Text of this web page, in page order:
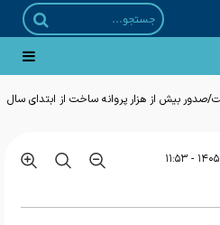
بیش از هزار پروانه ساخت از ابتدای سال